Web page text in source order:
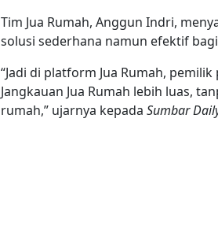
Tim Jua Rumah, Anggun Indri,
solusi sederhana namun efektif
“Jadi di platform Jua Rumah,
Jangkauan Jua Rumah lebih luas,
rumah,” ujarnya kepada Sumbar